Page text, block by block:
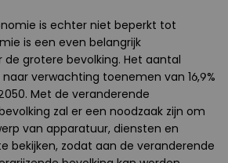
is echter niet beperkt tot
is een even belangrijk
grotere bevolking. Het aantal
verwachting toenemen van 16,9%
Met de veranderende
zal er een noodzaak zijn om
van apparatuur, diensten en
bekijken, zodat aan de veranderende